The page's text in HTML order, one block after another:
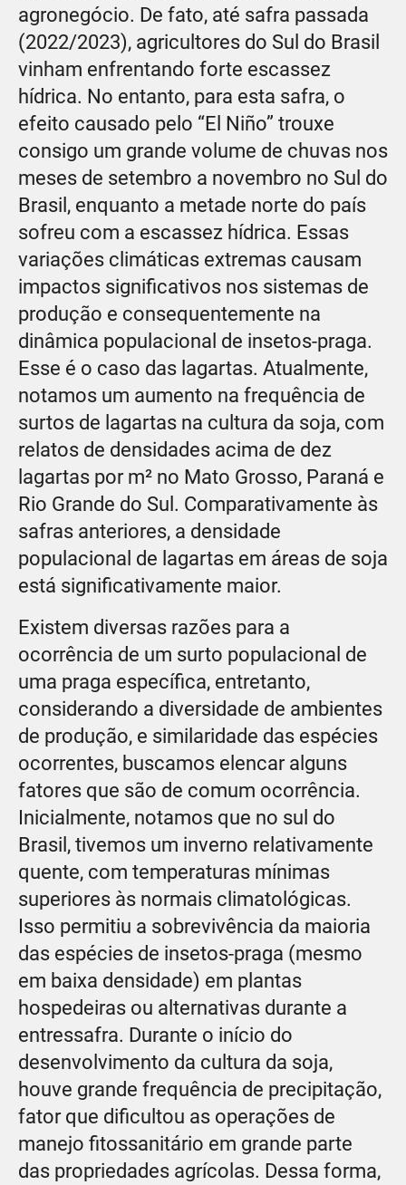
agronegócio. De fato, até safra passada
(2022/2023), agricultores do Sul do Brasil
vinham enfrentando forte escassez
hídrica. No entanto, para esta safra, o
efeito causado pelo “El Niño” trouxe
consigo um grande volume de chuvas nos
meses de setembro a novembro no Sul do
Brasil, enquanto a metade norte do país
sofreu com a escassez hídrica. Essas
variações climáticas extremas causam
impactos significativos nos sistemas de
produção e consequentemente na
dinâmica populacional de insetos-praga.
Esse é o caso das lagartas. Atualmente,
notamos um aumento na frequência de
surtos de lagartas na cultura da soja, com
relatos de densidades acima de dez
lagartas por m² no Mato Grosso, Paraná e
Rio Grande do Sul. Comparativamente às
safras anteriores, a densidade
populacional de lagartas em áreas de soja
está significativamente maior.
Existem diversas razões para a
ocorrência de um surto populacional de
uma praga específica, entretanto,
considerando a diversidade de ambientes
de produção, e similaridade das espécies
ocorrentes, buscamos elencar alguns
fatores que são de comum ocorrência.
Inicialmente, notamos que no sul do
Brasil, tivemos um inverno relativamente
quente, com temperaturas mínimas
superiores às normais climatológicas.
Isso permitiu a sobrevivência da maioria
das espécies de insetos-praga (mesmo
em baixa densidade) em plantas
hospedeiras ou alternativas durante a
entressafra. Durante o início do
desenvolvimento da cultura da soja,
houve grande frequência de precipitação,
fator que dificultou as operações de
manejo fitossanitário em grande parte
das propriedades agrícolas. Dessa forma,